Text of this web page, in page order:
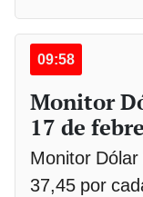
09:58
Monitor
17 de
Monitor
37,45 por